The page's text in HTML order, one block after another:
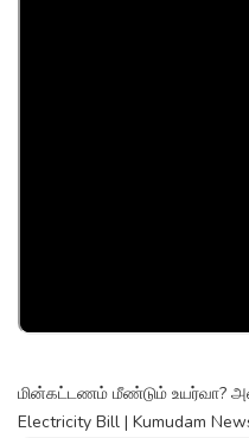
மின்கட்டணம் மீண்டும் உயர்வா?
Electricity Bill | Kumudam